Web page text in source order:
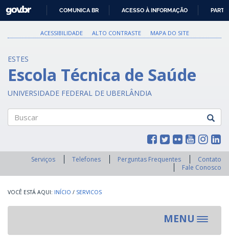
PARA
O
GOVBR
COMUNICA BR ACESSO À INFORMAÇÃO
ACESSIBILIDADE ALTO CONTRASTE MAPA DO SITE
ESTES
Escola Técnica de Saúde
UNIVERSIDADE FEDERAL DE UBERLÂNDIA
Serviços Telefones Perguntas Frequentes
Contato
Fale Conosco
INÍCIO / SERVICOS
MENU
Toggle